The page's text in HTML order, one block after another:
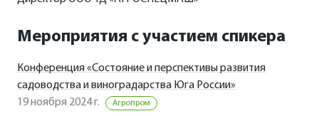
Мероприятия с участием спикера
Конференция «Состояние и перспективы развития
садоводства и виноградарства Юга России»
19 ноября 2024 г.
Агропром